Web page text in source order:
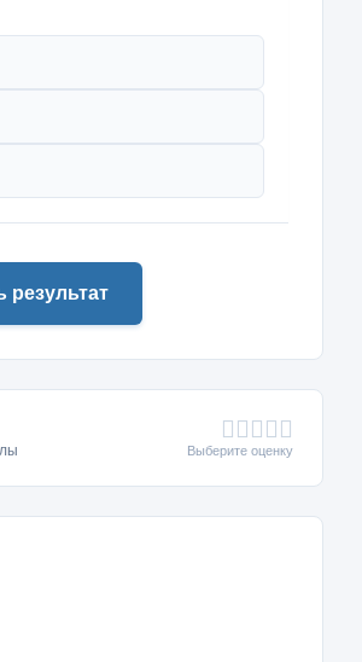
результат
Выберите оценку